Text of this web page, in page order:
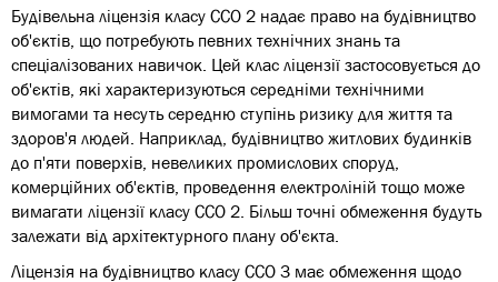
Будівельна ліцензія класу ССО 2 надає право на будівництво
об'єктів, що потребують певних технічних знань та
спеціалізованих навичок. Цей клас ліцензії застосовується до
об'єктів, які характеризуються середніми технічними
вимогами та несуть середню ступінь ризику для життя та
здоров'я людей. Наприклад, будівництво житлових будинків
до п'яти поверхів, невеликих промислових споруд,
комерційних об'єктів, проведення електроліній тощо може
вимагати ліцензії класу ССО 2. Більш точні обмеження будуть
залежати від архітектурного плану об'єкта.
Ліцензія на будівництво класу ССО 3 має обмеження щодо